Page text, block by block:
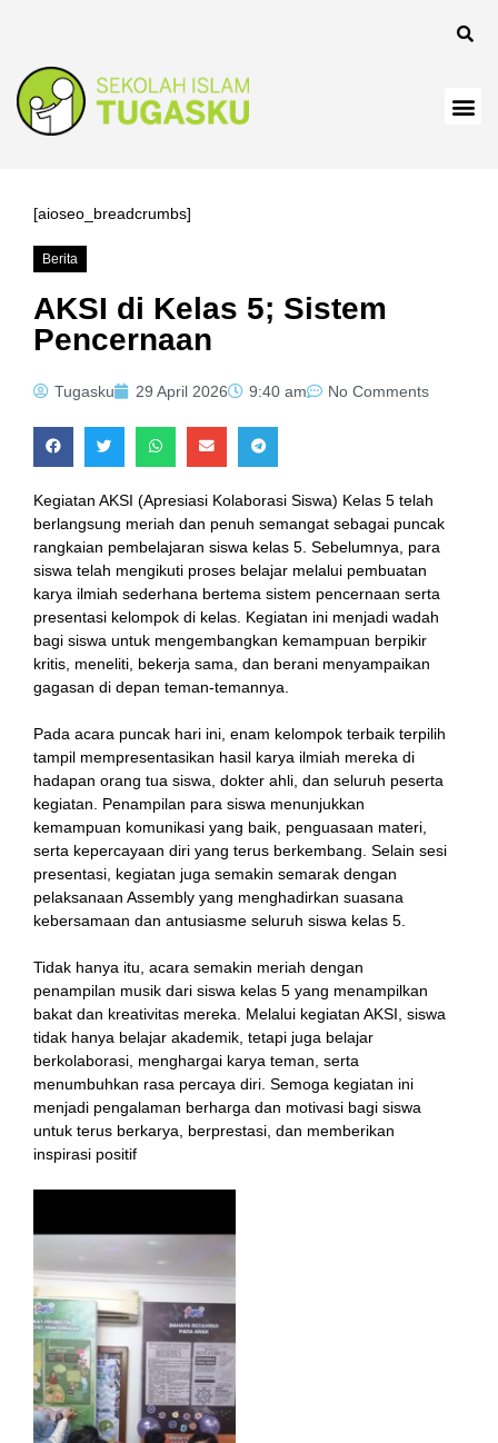
[aioseo_breadcrumbs]
Berita
AKSI di Kelas 5; Sistem
Pencernaan
Tugasku 29 April 2026 9:40 am No Comments
Kegiatan AKSI (Apresiasi Kolaborasi Siswa) Kelas 5 telah
berlangsung meriah dan penuh semangat sebagai puncak
rangkaian pembelajaran siswa kelas 5. Sebelumnya, para
siswa telah mengikuti proses belajar melalui pembuatan
karya ilmiah sederhana bertema sistem pencernaan serta
presentasi kelompok di kelas. Kegiatan ini menjadi wadah
bagi siswa untuk mengembangkan kemampuan berpikir
kritis, meneliti, bekerja sama, dan berani menyampaikan
gagasan di depan teman-temannya.
Pada acara puncak hari ini, enam kelompok terbaik terpilih
tampil mempresentasikan hasil karya ilmiah mereka di
hadapan orang tua siswa, dokter ahli, dan seluruh peserta
kegiatan. Penampilan para siswa menunjukkan
kemampuan komunikasi yang baik, penguasaan materi,
serta kepercayaan diri yang terus berkembang. Selain sesi
presentasi, kegiatan juga semakin semarak dengan
pelaksanaan Assembly yang menghadirkan suasana
kebersamaan dan antusiasme seluruh siswa kelas 5.
Tidak hanya itu, acara semakin meriah dengan
penampilan musik dari siswa kelas 5 yang menampilkan
bakat dan kreativitas mereka. Melalui kegiatan AKSI, siswa
tidak hanya belajar akademik, tetapi juga belajar
berkolaborasi, menghargai karya teman, serta
menumbuhkan rasa percaya diri. Semoga kegiatan ini
menjadi pengalaman berharga dan motivasi bagi siswa
untuk terus berkarya, berprestasi, dan memberikan
inspirasi positif